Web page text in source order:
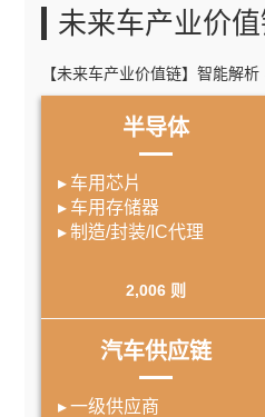
未来车产业价
【未来车产业价值链】智能解
半导体
车用芯片
车用存储器
制造/封装/IC代理
2,006 则
汽车供应链
一级供应商